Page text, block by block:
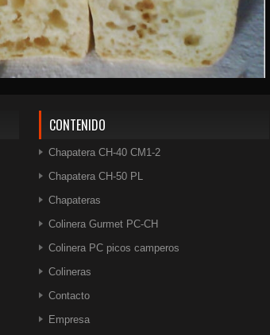
CONTENIDO
Chapatera CH-40 CM1-2
Chapatera CH-50 PL
Chapateras
Colinera Gurmet PC-CH
Colinera PC picos camperos
Colineras
Contacto
Empresa